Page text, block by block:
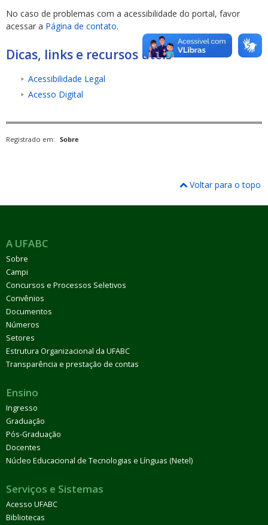
No caso de problemas com a acessibilidade do portal, favor
acessar a Página de contato.
Dicas, links e recursos úteis
Acessibilidade Legal
Acesso Digital
Registrado em: Sobre
Voltar para o topo
A UFABC
Sobre
Campi
Concursos e Processos Seletivos
Convênios
Documentos
Números
Setores
Estrutura Organizacional da UFABC
Transparência e prestação de contas
Ensino
Ingresso
Graduação
Pós-Graduação
Docentes
Núcleo Educacional de Tecnologias e Línguas (Netel)
Serviços e Sistemas
Acesso UFABC
Bibliotecas